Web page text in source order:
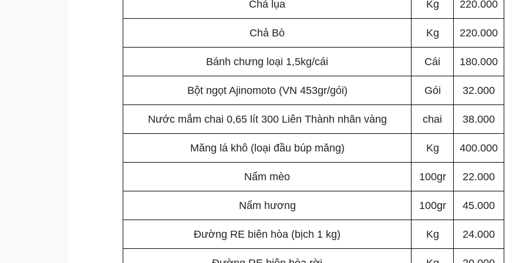
Chả lụa Kg 220.000
Chả Bò Kg 220.000
Bánh chưng loại 1,5kg/cái Cái 180.000
Bột ngọt Ajinomoto (VN 453gr/gói) Gói 32.000
Nước mắm chai 0,65 lít 300 Liên Thành nhãn vàng chai 38.000
Măng lá khô (loại đầu búp măng) Kg 400.000
Nấm mèo 100gr 22.000
Nấm hương 100gr 45.000
Đường RE biên hòa (bịch 1 kg) Kg 24.000